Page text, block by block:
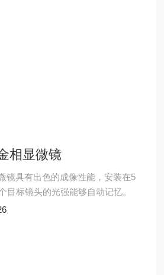
相显微镜
镜具有出色的成像性能，安装在5
目标镜头的光强能够自动记忆。